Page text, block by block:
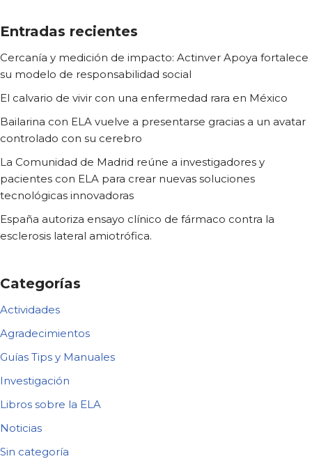
Entradas recientes
Cercanía y medición de impacto: Actinver Apoya fortalece
su modelo de responsabilidad social
El calvario de vivir con una enfermedad rara en México
Bailarina con ELA vuelve a presentarse gracias a un avatar
controlado con su cerebro
La Comunidad de Madrid reúne a investigadores y
pacientes con ELA para crear nuevas soluciones
tecnológicas innovadoras
España autoriza ensayo clínico de fármaco contra la
esclerosis lateral amiotrófica.
Categorías
Actividades
Agradecimientos
Guías Tips y Manuales
Investigación
Libros sobre la ELA
Noticias
Sin categoría